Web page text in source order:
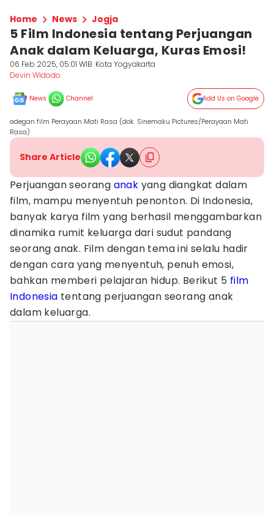
Home News Jogja
5 Film Indonesia tentang Perjuangan
Anak dalam Keluarga, Kuras Emosi!
06 Feb 2025, 05:01 WIB Kota Yogyakarta
Devin Widodo
News Channel Add Us on Google
adegan film Perayaan Mati Rasa (dok. Sinemaku Pictures/Perayaan Mati
Rasa)
Share Article
Perjuangan seorang anak yang diangkat dalam
film, mampu menyentuh penonton. Di Indonesia,
banyak karya film yang berhasil menggambarkan
dinamika rumit keluarga dari sudut pandang
seorang anak. Film dengan tema ini selalu hadir
dengan cara yang menyentuh, penuh emosi,
bahkan memberi pelajaran hidup. Berikut 5 film
Indonesia tentang perjuangan seorang anak
dalam keluarga.